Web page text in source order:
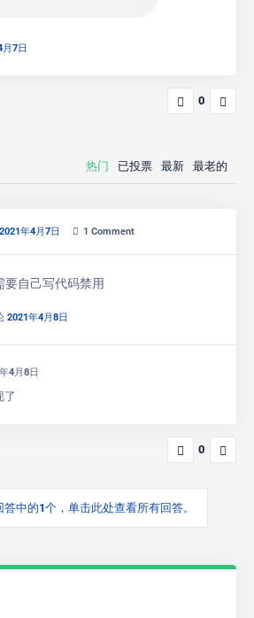
7日
0
热门 已投票 最新 最老的
年4月7日 1 Comment
要自己写代码禁用
2021年4月8日
4月8日
了
0
中的1个，单击此处查看所有回答。